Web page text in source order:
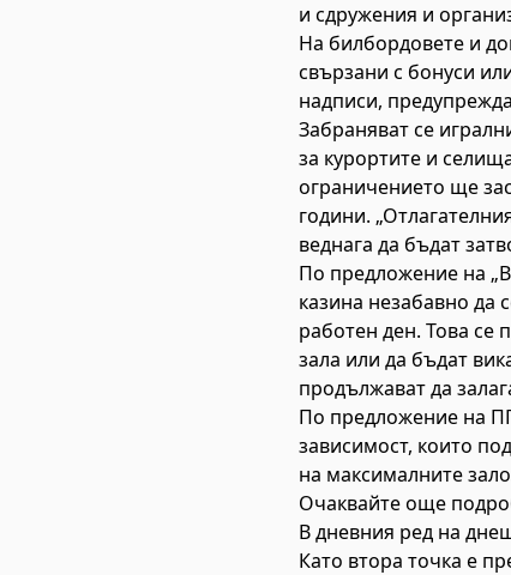
и сдружения и
На билбордовете и
свързани с бонуси
надписи,
Забраняват се
за курортите и
ограничението ще
години.
веднага да бъдат
По предложение на
казина незабавно да
работен ден. Това се
зала или да бъдат
продължават да
По предложение на
зависимост, които
на максималните
Очаквайте още
В дневния ред на
Като втора точка е